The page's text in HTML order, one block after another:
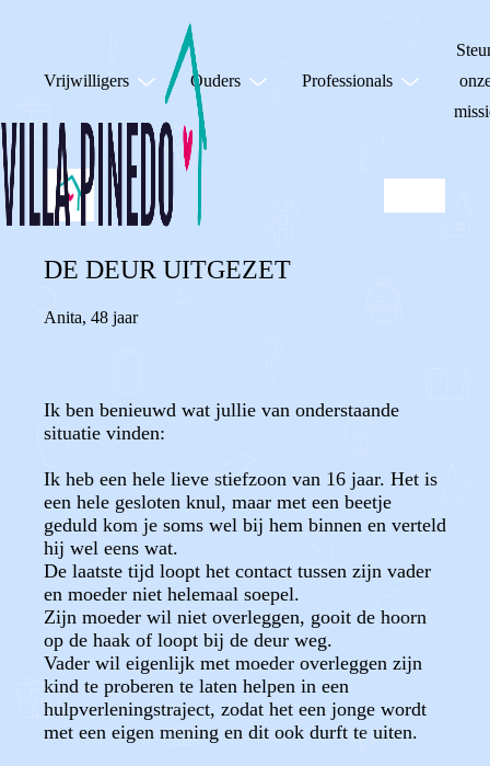
Vrijwilligers Ouders Professionals
DE DEUR UITGEZET
Anita, 48 jaar
Ik ben benieuwd wat jullie van onderstaande
situatie vinden:
Ik heb een hele lieve stiefzoon van 16 jaar. Het is
een hele gesloten knul, maar met een beetje
geduld kom je soms wel bij hem binnen en verteld
hij wel eens wat.
De laatste tijd loopt het contact tussen zijn vader
en moeder niet helemaal soepel.
Zijn moeder wil niet overleggen, gooit de hoorn
op de haak of loopt bij de deur weg.
Vader wil eigenlijk met moeder overleggen zijn
kind te proberen te laten helpen in een
hulpverleningstraject, zodat het een jonge wordt
met een eigen mening en dit ook durft te uiten.